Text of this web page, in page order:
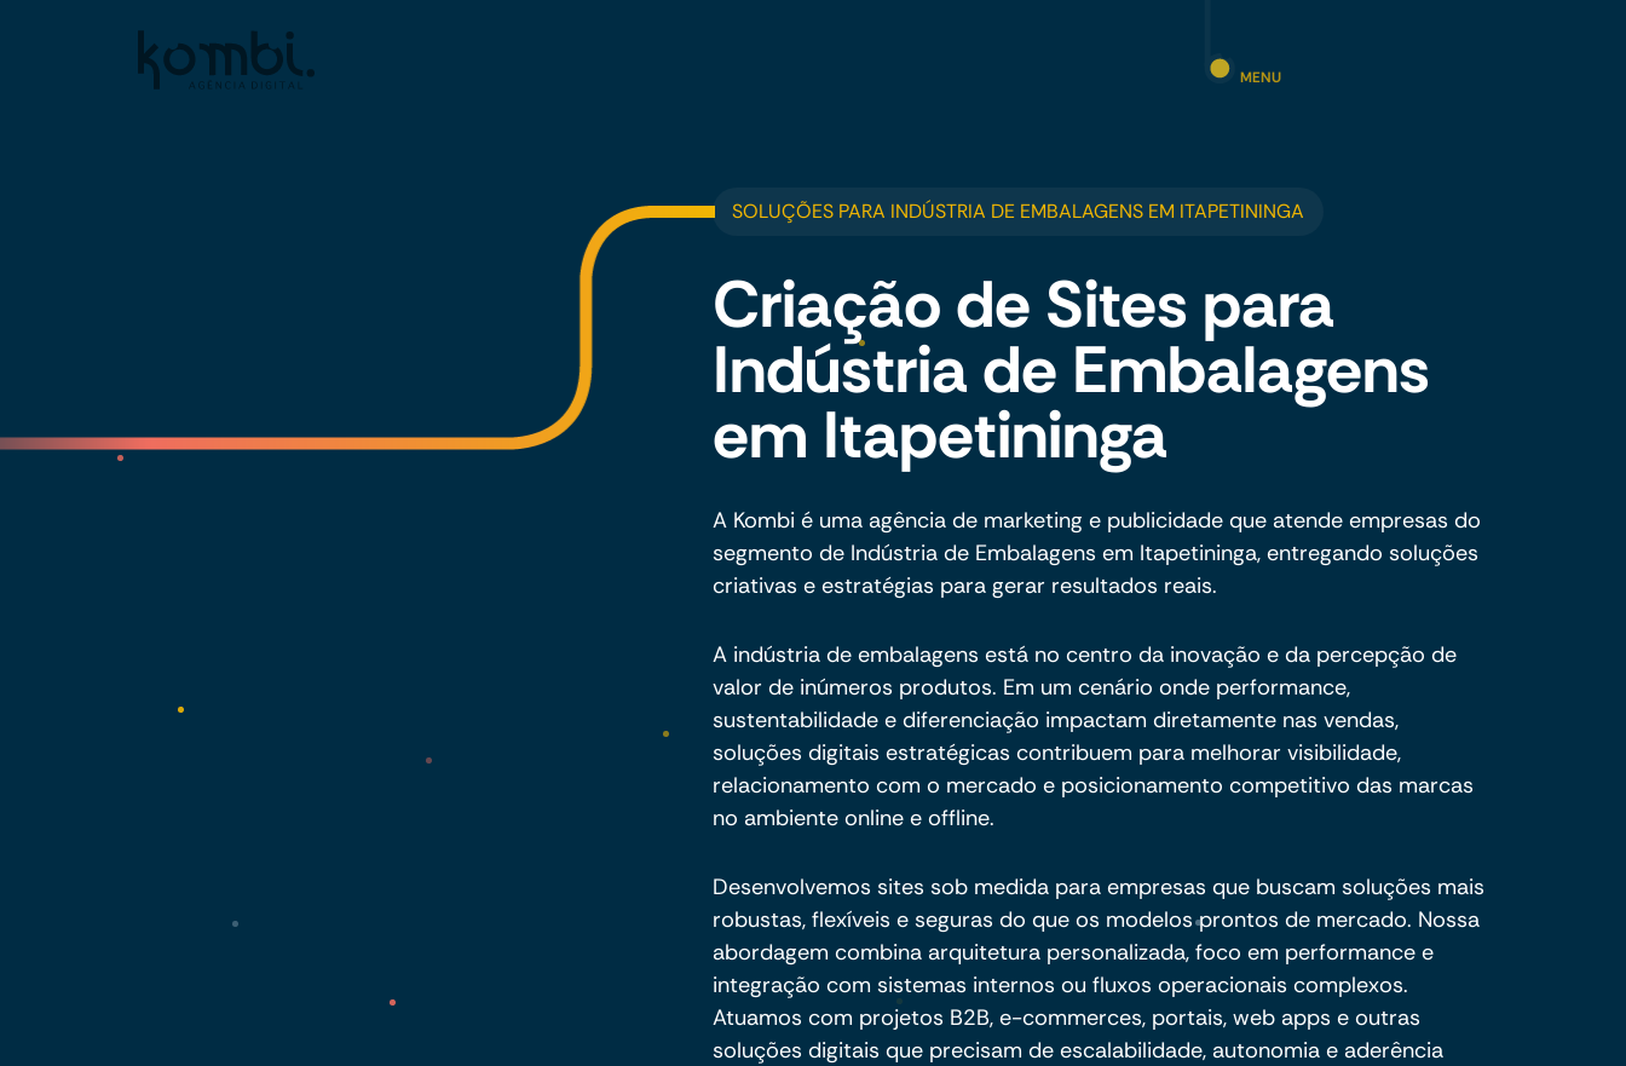
MENU
SOLUÇÕES PARA INDÚSTRIA DE EMBALAGENS EM ITAPETININGA
Criação de Sites para
Indústria de Embalagens
em Itapetininga
A Kombi é uma agência de marketing e publicidade que atende empresas do
segmento de Indústria de Embalagens em Itapetininga, entregando soluções
criativas e estratégias para gerar resultados reais.
A indústria de embalagens está no centro da inovação e da percepção de
valor de inúmeros produtos. Em um cenário onde performance,
sustentabilidade e diferenciação impactam diretamente nas vendas,
soluções digitais estratégicas contribuem para melhorar visibilidade,
relacionamento com o mercado e posicionamento competitivo das marcas
no ambiente online e offline.
Desenvolvemos sites sob medida para empresas que buscam soluções mais
robustas, flexíveis e seguras do que os modelos prontos de mercado. Nossa
abordagem combina arquitetura personalizada, foco em performance e
integração com sistemas internos ou fluxos operacionais complexos.
Atuamos com projetos B2B, e-commerces, portais, web apps e outras
soluções digitais que precisam de escalabilidade, autonomia e aderência